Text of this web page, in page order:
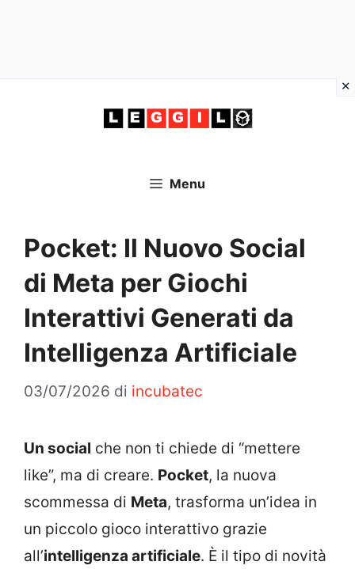
Menu
Pocket: Il Nuovo Social
di Meta per Giochi
Interattivi Generati da
Intelligenza Artificiale
03/07/2026 di incubatec
Un social che non ti chiede di “mettere
like”, ma di creare. Pocket, la nuova
scommessa di Meta, trasforma un’idea in
un piccolo gioco interattivo grazie
all’intelligenza artificiale. È il tipo di novità